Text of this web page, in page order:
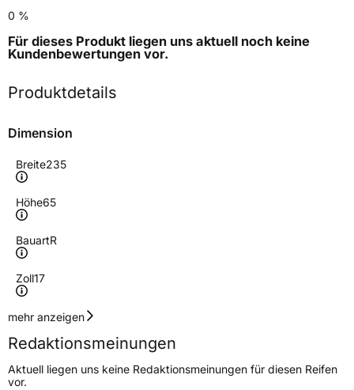
0 %
Für dieses Produkt liegen uns aktuell noch keine
Kundenbewertungen vor.
Produktdetails
Dimension
Breite235
Höhe65
BauartR
Zoll17
Geschwindigkeitsindex
Höchstgeschwindigkeit
240 km/h
Lastindex104
mehr anzeigen
Redaktionsmeinungen
Aktuell liegen uns keine Redaktionsmeinungen für diesen Reifen
vor.